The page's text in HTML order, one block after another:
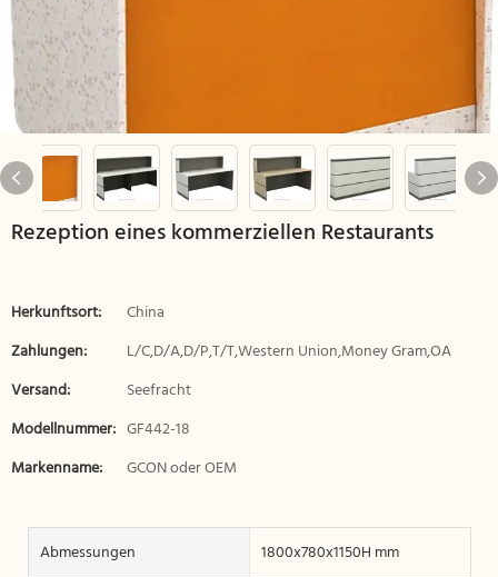
Rezeption eines kommerziellen Restaurants
Herkunftsort:
China
Zahlungen:
L/C,D/A,D/P,T/T,Western Union,Money Gram,OA
Versand:
Seefracht
Modellnummer: GF442-18
Markenname:
GCON oder OEM
Abmessungen
1800x780x1150H mm